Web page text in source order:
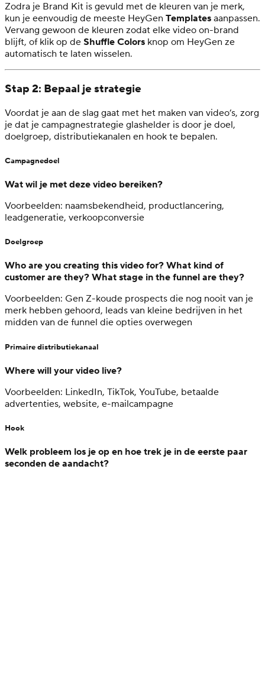
Zodra je Brand Kit is gevuld met de kleuren van je merk,
kun je eenvoudig de meeste HeyGen Templates aanpassen.
Vervang gewoon de kleuren zodat elke video on-brand
blijft, of klik op de Shuffle Colors knop om HeyGen ze
automatisch te laten wisselen.
Stap 2: Bepaal je strategie
Voordat je aan de slag gaat met het maken van video’s, zorg
je dat je campagne­strategie glashelder is door je doel,
doelgroep, distributiekanalen en hook te bepalen.
Campagnedoel
Wat wil je met deze video bereiken?
Voorbeelden: naamsbekendheid, productlancering,
leadgeneratie, verkoopconversie
Doelgroep
Who are you creating this video for? What kind of
customer are they? What stage in the funnel are they?
Voorbeelden: Gen Z-koude prospects die nog nooit van je
merk hebben gehoord, leads van kleine bedrijven in het
midden van de funnel die opties overwegen
Primaire distributiekanaal
Where will your video live?
Voorbeelden: LinkedIn, TikTok, YouTube, betaalde
advertenties, website, e-mailcampagne
Hook
Welk probleem los je op en hoe trek je in de eerste paar
seconden de aandacht?